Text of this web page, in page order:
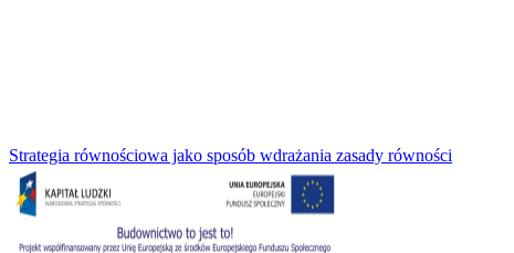
Strategia równościowa jako sposób wdrażania zasady równości